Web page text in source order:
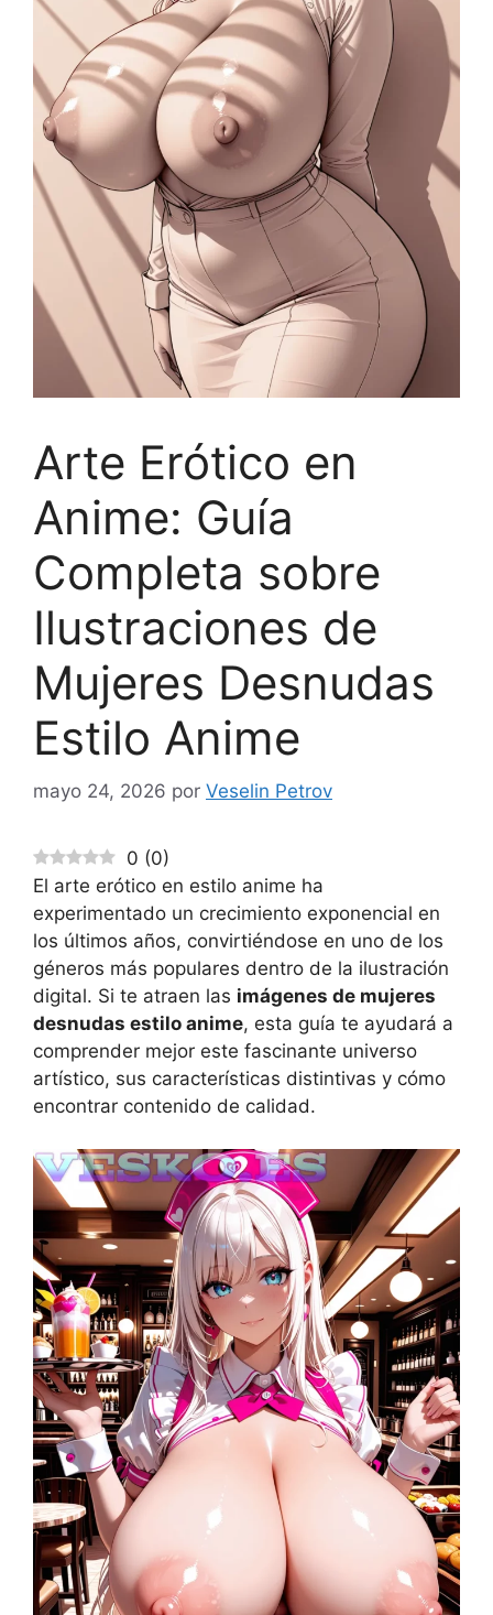
Arte Erótico en
Anime: Guía
Completa sobre
Ilustraciones de
Mujeres Desnudas
Estilo Anime
mayo 24, 2026 por Veselin Petrov
0 (0)
El arte erótico en estilo anime ha
experimentado un crecimiento exponencial en
los últimos años, convirtiéndose en uno de los
géneros más populares dentro de la ilustración
digital. Si te atraen las imágenes de mujeres
desnudas estilo anime, esta guía te ayudará a
comprender mejor este fascinante universo
artístico, sus características distintivas y cómo
encontrar contenido de calidad.